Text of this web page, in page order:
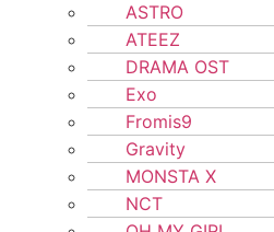
ASTRO
ATEEZ
DRAMA OST
Exo
Fromis9
Gravity
MONSTA X
NCT